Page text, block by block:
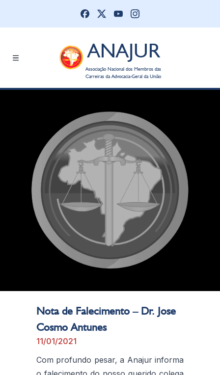
ANAJUR
Associação Nacional dos Membros das
Carreiras da Advocacia-Geral da União
Nota de Falecimento – Dr. Jose
Cosmo Antunes
11/01/2021
Com profundo pesar, a Anajur informa